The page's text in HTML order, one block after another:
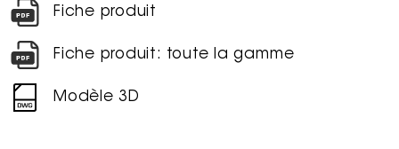
Fiche produit
Fiche produit: toute la gamme
Modèle 3D